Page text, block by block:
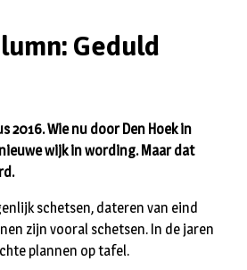
Geduld
2016. Wie nu door Den Hoek in
wijk in wording. Maar dat
schetsen, dateren van eind
zijn vooral schetsen. In de jaren
plannen op tafel.